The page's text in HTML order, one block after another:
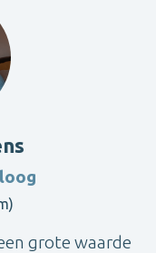
grote waarde